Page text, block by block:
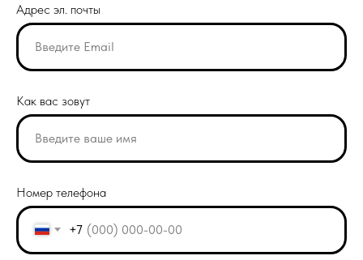
Адрес эл. почты
Как вас зовут
Номер телефона
+7